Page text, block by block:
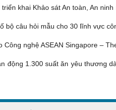
khai Khảo sát An toàn, An
bộ câu hỏi mẫu cho 30 lĩnh vực
nghệ ASEAN Singapore –
động 1.300 suất ăn yêu thương